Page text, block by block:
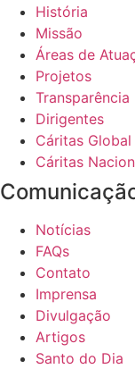
História
Missão
Áreas de
Projetos
Transparência
Dirigentes
Cáritas Global
Cáritas
Notícias
FAQs
Contato
Imprensa
Divulgação
Artigos
Santo do Dia